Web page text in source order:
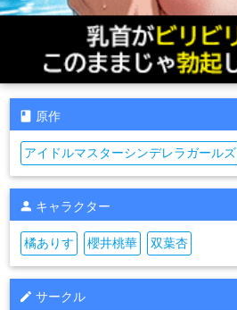
原作
アイドルマスターシンデレラガールズ
キャラクター
橘ありす 櫻井桃華 双葉杏
サークル